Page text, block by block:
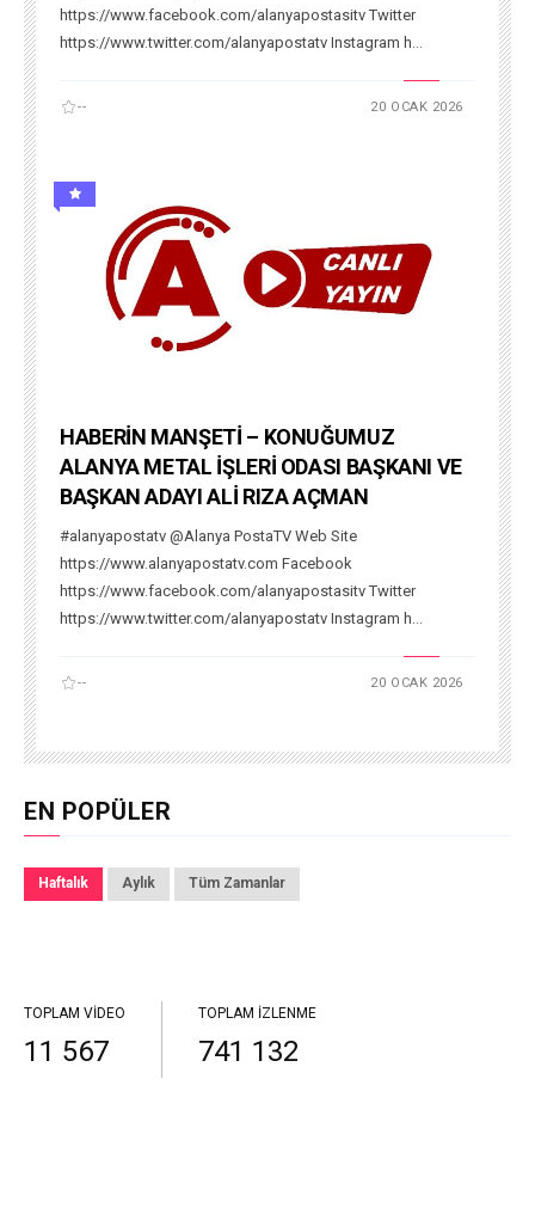
https://www.facebook.com/alanyapostasitv Twitter
https://www.twitter.com/alanyapostatv Instagram h...
-- 20 OCAK 2026
HABERİN MANŞETİ – KONUĞUMUZ
ALANYA METAL İŞLERİ ODASI BAŞKANI VE
BAŞKAN ADAYI ALİ RIZA AÇMAN
#alanyapostatv @Alanya PostaTV Web Site
https://www.alanyapostatv.com Facebook
https://www.facebook.com/alanyapostasitv Twitter
https://www.twitter.com/alanyapostatv Instagram h...
-- 20 OCAK 2026
EN POPÜLER
Haftalık Aylık Tüm Zamanlar
TOPLAM VIDEO
11 567
TOPLAM İZLENME
741 132